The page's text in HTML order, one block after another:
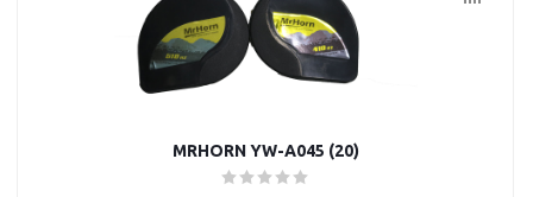
MRHORN YW-A045 (20)